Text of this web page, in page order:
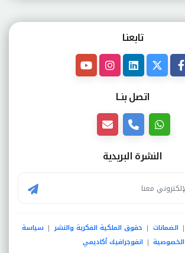
تابعنـا
اتصل بنــا
النشرة البريدية
| الضمانات | حقوق الملكية الفكرية والنشر | سياسة
الخصوصية | انفوجرافيك أكاديمي